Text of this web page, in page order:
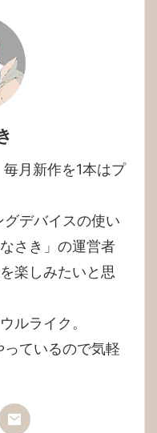
月新作を1本はプ
デバイスの使い
さき」の運営者
楽しみたいと思
ルライク。
ているので気軽